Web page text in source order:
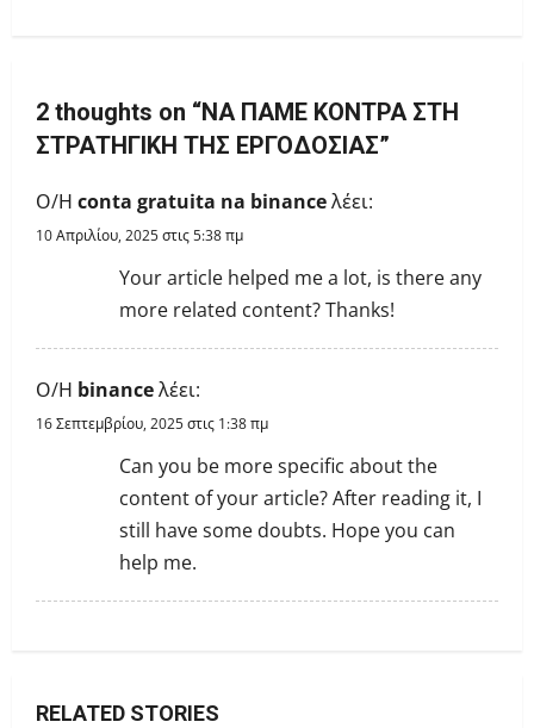
v
g
i
o
2 thoughts on “ΝΑ ΠΑΜΕ ΚΟΝΤΡΑ ΣΤΗ
ΣΤΡΑΤΗΓΙΚΗ ΤΗΣ ΕΡΓΟΔΟΣΙΑΣ”
Ο/Η conta gratuita na binanceλέει:
10 Απριλίου, 2025 στις 5:38 πμ
Your article helped me a lot, is there any
more related content? Thanks!
Ο/Η binanceλέει:
16 Σεπτεμβρίου, 2025 στις 1:38 πμ
Can you be more specific about the
content of your article? After reading it, I
still have some doubts. Hope you can
help me.
RELATED STORIES